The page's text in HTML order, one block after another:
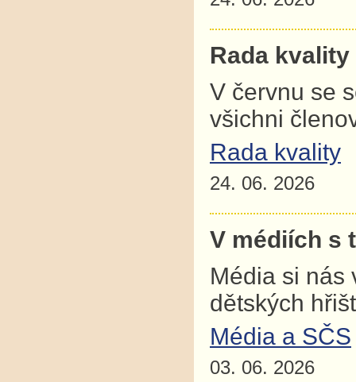
Rada
V červnu se
všichni
Rada kvality
24. 06. 2026
V médiích s
Média si nás
dětských
Média a SČS
03. 06. 2026